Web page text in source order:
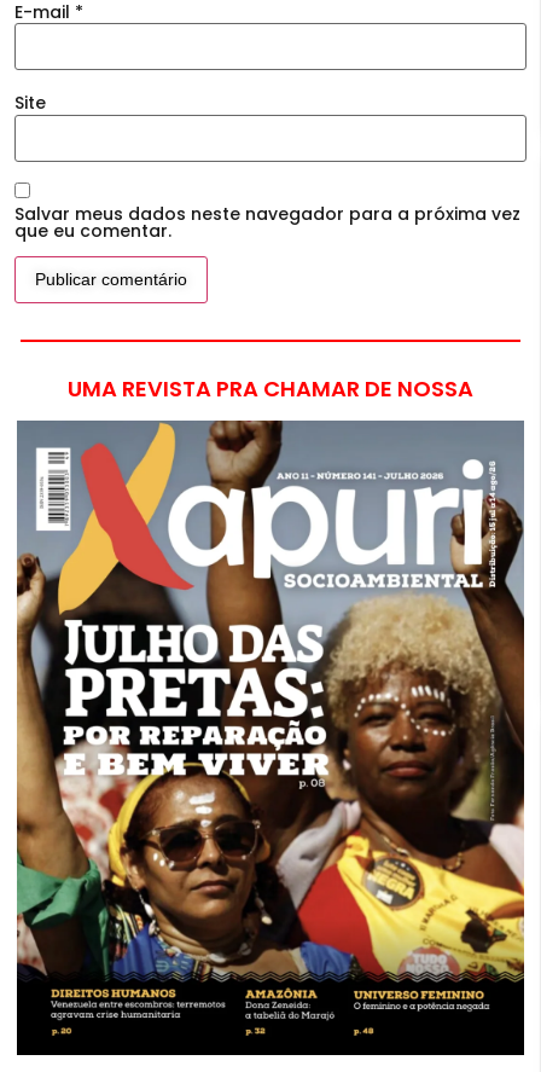
E-mail *
Site
Salvar meus dados neste navegador para a próxima vez
que eu comentar.
UMA REVISTA PRA CHAMAR DE NOSSA